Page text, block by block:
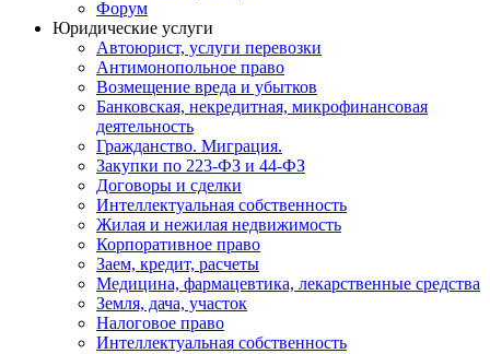
Форум
Юридические услуги
Автоюрист, услуги перевозки
Антимонопольное право
Возмещение вреда и убытков
Банковская, некредитная, микрофинансовая
деятельность
Гражданство. Миграция.
Закупки по 223-ФЗ и 44-ФЗ
Договоры и сделки
Интеллектуальная собственность
Жилая и нежилая недвижимость
Корпоративное право
Заем, кредит, расчеты
Медицина, фармацевтика, лекарственные средства
Земля, дача, участок
Налоговое право
Интеллектуальная собственность